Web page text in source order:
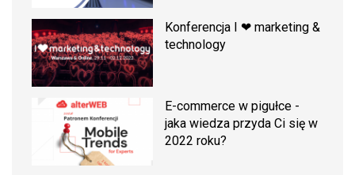
Konferencja I ❤ marketing &
technology
E-commerce w pigułce -
jaka wiedza przyda Ci się w
2022 roku?